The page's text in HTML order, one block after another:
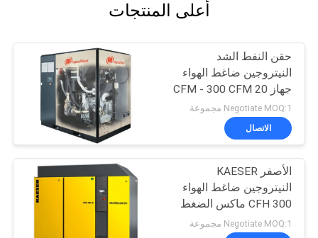
أعلى المنتجات
حقن النفط الشد
النيتروجين ضاغط الهواء
جهاز 20 CFM - 300 CFM
Negotiate MOQ:1 مجموعة
الاتصال
الأصفر KAESER
النيتروجين ضاغط الهواء
300 CFH ماكس الضغط
120 PSI
Negotiate MOQ:1 مجموعة